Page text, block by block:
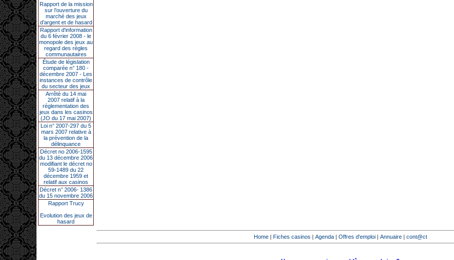
Rapport de la mission
sur l’ouverture du
marché des jeux
d’argent et de hasard
Rapport d'information
du 6 février 2008 - le
monopole des jeux au
regard des règles
communautaires
Étude de législation
comparée n° 180 -
décembre 2007 - Les
instances de contrôle
du secteur des jeux
Arrêté du 14 mai
2007 relatif à la
réglementation des
jeux dans les casinos
(JO du 17 mai 2007)
Loi n° 2007-297 du 5
mars 2007 relative à
la prévention de la
délinquance
Décret no 2006-1595
du 13 décembre 2006
modifiant le décret no
59-1489 du 22
décembre 1959 et
relatif aux casinos
Décret n° 2006- 1386
du 15 novembre 2006
Rapport Trucy
Evolution des jeux de
hasard
Home | Fiches casinos | Agenda | Offres d'emploi | Annuaire | cont@ct